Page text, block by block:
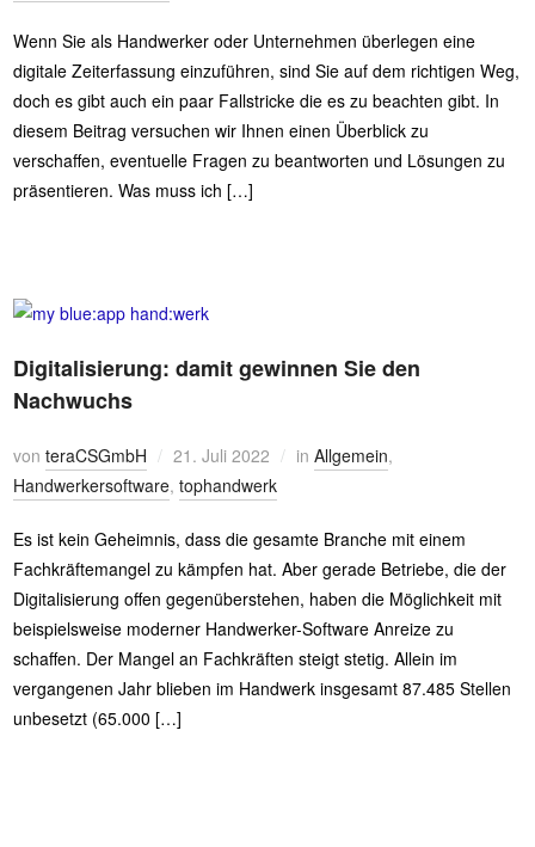
Wenn Sie als Handwerker oder Unternehmen überlegen eine
digitale Zeiterfassung einzuführen, sind Sie auf dem richtigen Weg,
doch es gibt auch ein paar Fallstricke die es zu beachten gibt. In
diesem Beitrag versuchen wir Ihnen einen Überblick zu
verschaffen, eventuelle Fragen zu beantworten und Lösungen zu
präsentieren. Was muss ich […]
Digitalisierung: damit gewinnen Sie den
Nachwuchs
vonteraCSGmbH 21. Juli 2022 inAllgemein,
Handwerkersoftware,tophandwerk
Es ist kein Geheimnis, dass die gesamte Branche mit einem
Fachkräftemangel zu kämpfen hat. Aber gerade Betriebe, die der
Digitalisierung offen gegenüberstehen, haben die Möglichkeit mit
beispielsweise moderner Handwerker-Software Anreize zu
schaffen. Der Mangel an Fachkräften steigt stetig. Allein im
vergangenen Jahr blieben im Handwerk insgesamt 87.485 Stellen
unbesetzt (65.000 […]